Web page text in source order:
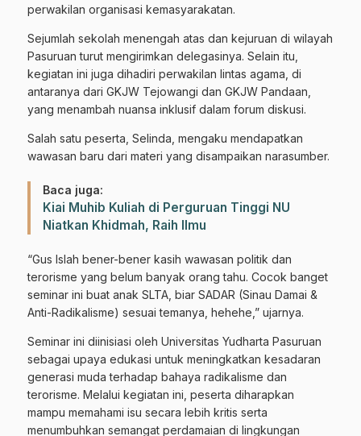
perwakilan organisasi kemasyarakatan.
Sejumlah sekolah menengah atas dan kejuruan di wilayah
Pasuruan turut mengirimkan delegasinya. Selain itu,
kegiatan ini juga dihadiri perwakilan lintas agama, di
antaranya dari GKJW Tejowangi dan GKJW Pandaan,
yang menambah nuansa inklusif dalam forum diskusi.
Salah satu peserta, Selinda, mengaku mendapatkan
wawasan baru dari materi yang disampaikan narasumber.
Baca juga:
Kiai Muhib Kuliah di Perguruan Tinggi NU
Niatkan Khidmah, Raih Ilmu
“Gus Islah bener-bener kasih wawasan politik dan
terorisme yang belum banyak orang tahu. Cocok banget
seminar ini buat anak SLTA, biar SADAR (Sinau Damai &
Anti-Radikalisme) sesuai temanya, hehehe,” ujarnya.
Seminar ini diinisiasi oleh Universitas Yudharta Pasuruan
sebagai upaya edukasi untuk meningkatkan kesadaran
generasi muda terhadap bahaya radikalisme dan
terorisme. Melalui kegiatan ini, peserta diharapkan
mampu memahami isu secara lebih kritis serta
menumbuhkan semangat perdamaian di lingkungan